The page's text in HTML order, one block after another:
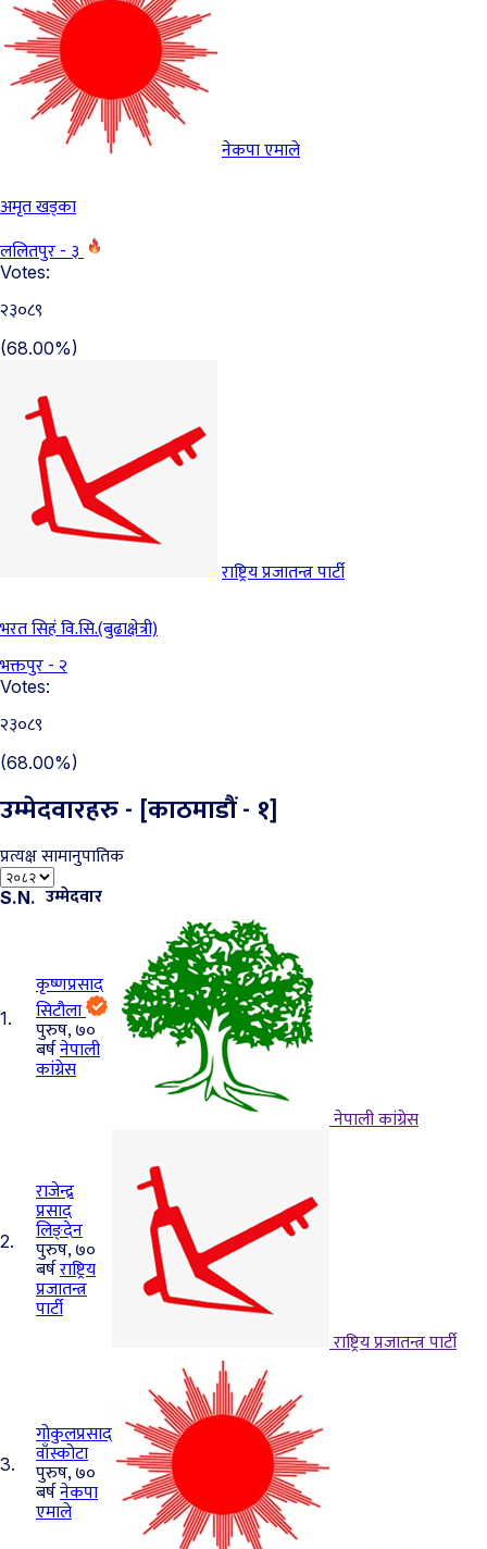
नेकपा एमाले
अमृत खड्का
ललितपुर - ३
Votes:
२३०८९
(68.00%)
राष्ट्रिय प्रजातन्त्र पार्टी
भरत सिहं वि.सि.(बुढाक्षेत्री)
भक्तपुर - २
Votes:
२३०८९
(68.00%)
उम्मेदवारहरु - [काठमाडौं - १]
प्रत्यक्षसामानुपातिक
S.N. उम्मेदवार
1.
कृष्णप्रसाद
सिटौला
पुरुष, ७०
बर्षनेपाली
कांग्रेस
नेपाली कांग्रेस
2.
राजेन्द्र
प्रसाद
लिङ्देन
पुरुष, ७०
बर्षराष्ट्रिय
प्रजातन्त्र
पार्टी
राष्ट्रिय प्रजातन्त्र पार्टी
3.
गोकुलप्रसाद
वाँस्कोटा
पुरुष, ७०
बर्षनेकपा
एमाले